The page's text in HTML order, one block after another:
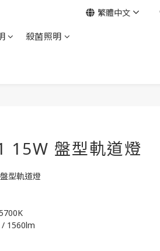
殺菌照明
繁體中文
15W 盤型軌道燈
型軌道燈
1560lm